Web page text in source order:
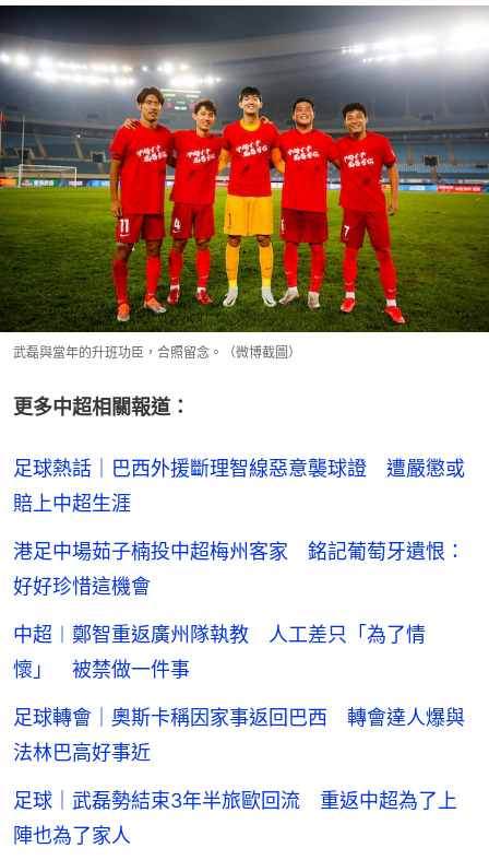
武磊與當年的升班功臣，合照留念。（微博截圖）
更多中超相關報道：
足球熱話｜巴西外援斷理智線惡意襲球證 遭嚴懲或
賠上中超生涯
港足中場茹子楠投中超梅州客家 銘記葡萄牙遺恨：
好好珍惜這機會
中超︱鄭智重返廣州隊執教 人工差只「為了情
懷」 被禁做一件事
足球轉會｜奧斯卡稱因家事返回巴西 轉會達人爆與
法林巴高好事近
足球｜武磊勢結束3年半旅歐回流 重返中超為了上
陣也為了家人